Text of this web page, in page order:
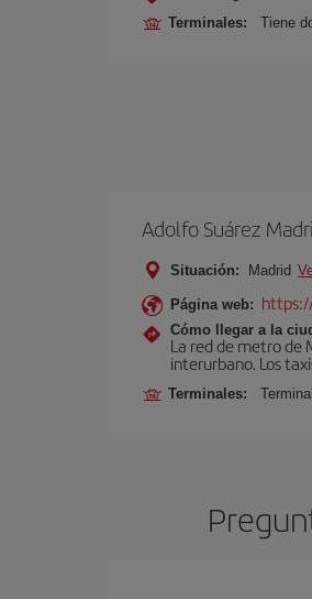
Terminales: Tiene
Adolfo Suárez
Situación: Madrid
Página web:
Cómo llegar a la
La red de metro de
interurbano. Los
Terminales: